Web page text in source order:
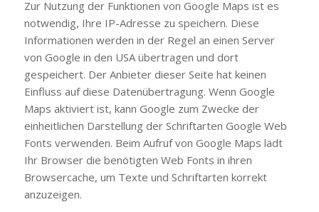
Zur Nutzung der Funktionen von Google Maps ist es
notwendig, Ihre IP-Adresse zu speichern. Diese
Informationen werden in der Regel an einen Server
von Google in den USA übertragen und dort
gespeichert. Der Anbieter dieser Seite hat keinen
Einfluss auf diese Datenübertragung. Wenn Google
Maps aktiviert ist, kann Google zum Zwecke der
einheitlichen Darstellung der Schriftarten Google Web
Fonts verwenden. Beim Aufruf von Google Maps lädt
Ihr Browser die benötigten Web Fonts in ihren
Browsercache, um Texte und Schriftarten korrekt
anzuzeigen.